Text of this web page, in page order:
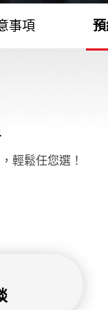
事項
輕鬆任您選！